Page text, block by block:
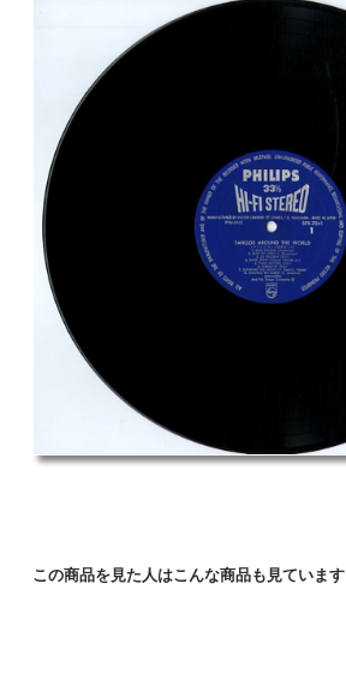
この商品を見た人はこんな商品も見ています